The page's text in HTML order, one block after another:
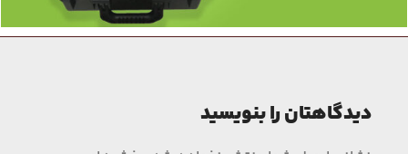
دیدگاهتان را بنویسید